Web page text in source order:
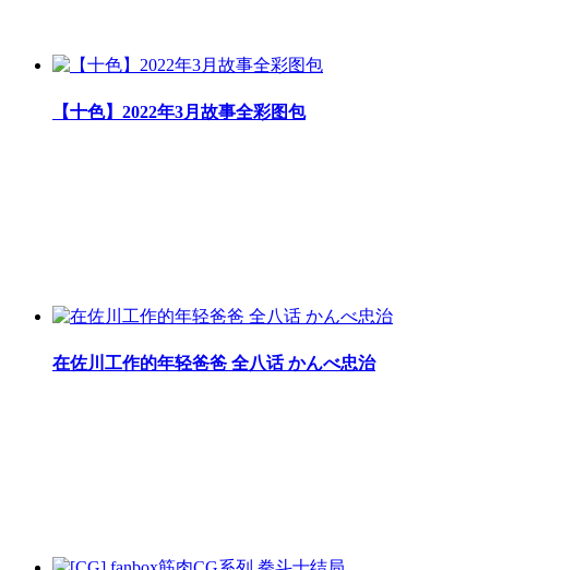
【十色】2022年3月故事全彩图包
在佐川工作的年轻爸爸 全八话 かんべ忠治